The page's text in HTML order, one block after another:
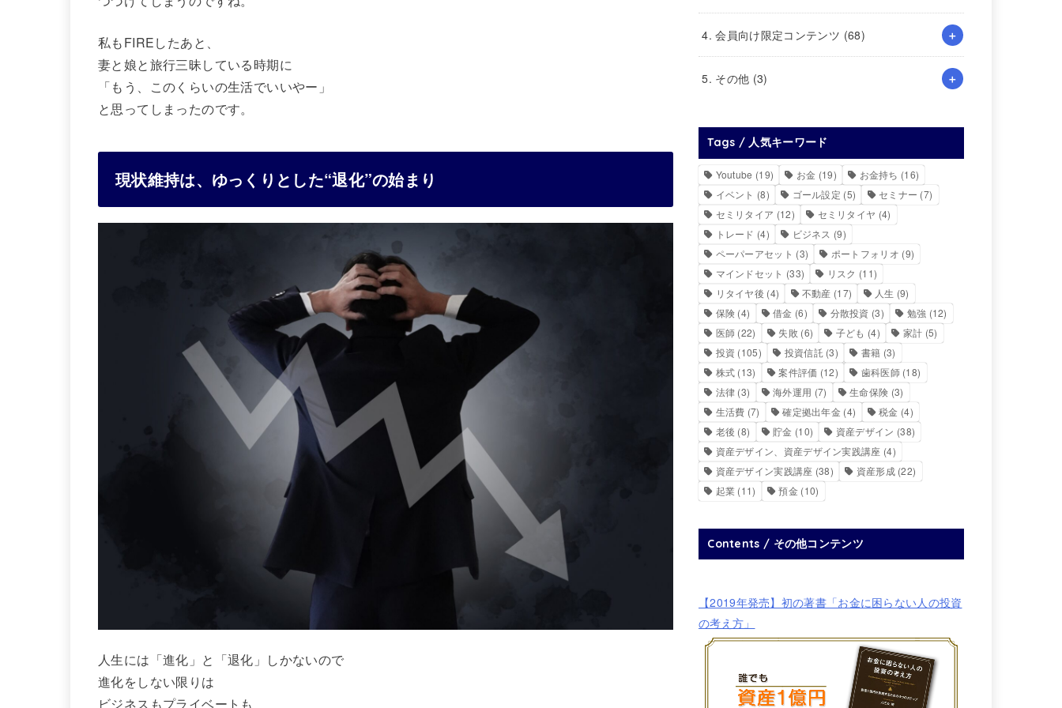
私もFIREしたあと、
妻と娘と旅行三昧している時期に
「もう、このくらいの生活でいいやー」
と思ってしまったのです。
現状維持は、ゆっくりとした“退化”の始まり
人生には「進化」と「退化」しかないので
進化をしない限りは
ビジネスもプライベートも
4. 会員向け限定コンテンツ (68)
5. その他 (3)
Tags / 人気キーワード
Youtube (19) お金 (19) お金持ち (16)
イベント (8) ゴール設定 (5) セミナー (7)
セミリタイア (12) セミリタイヤ (4)
トレード (4) ビジネス (9)
ペーパーアセット (3) ポートフォリオ (9)
マインドセット (33) リスク (11)
リタイヤ後 (4) 不動産 (17) 人生 (9)
保険 (4) 借金 (6) 分散投資 (3) 勉強 (12)
医師 (22) 失敗 (6) 子ども (4) 家計 (5)
投資 (105) 投資信託 (3) 書籍 (3)
株式 (13) 案件評価 (12) 歯科医師(18)
法律 (3) 海外運用 (7) 生命保険 (3)
生活費 (7) 確定拠出年金 (4) 税金 (4)
老後 (8) 貯金 (10) 資産デザイン (38)
資産デザイン、資産デザイン実践講座 (4)
資産デザイン実践講座 (38) 資産形成(22)
起業 (11) 預金 (10)
Contents / その他コンテンツ
【2019年発売】初の著書「お金に困らない人の投資
の考え方」